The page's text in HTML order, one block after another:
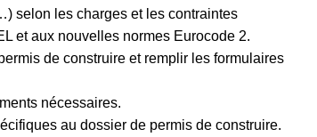
selon les charges et les contraintes
et aux nouvelles normes Eurocode 2.
de construire et remplir les formulaires
nécessaires.
au dossier de permis de construire.